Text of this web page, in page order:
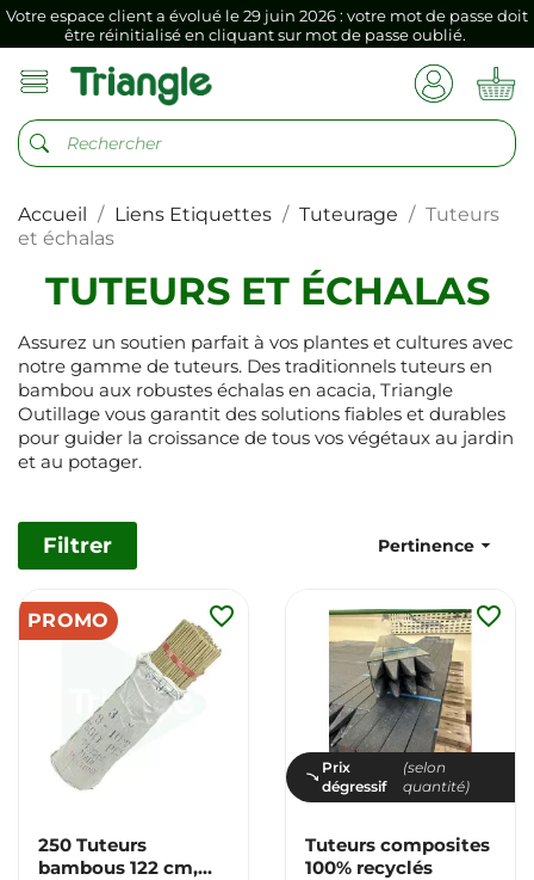
Votre espace client a évolué le 29 juin 2026 : votre mot de passe doit
être réinitialisé en cliquant sur mot de passe oublié.
Si vous aviez mémorisé votre précédent mot de passe dans votre
navigateur internet, il doit être réenregistré à la première connexion
Votre espace client a évolué le 29 juin 2026 : votre mot de passe doit
être réinitialisé en cliquant sur mot de passe oublié.
Si vous aviez mémorisé votre précédent mot de passe dans votre
navigateur internet, il doit être réenregistré à la première connexion
Accueil Liens Etiquettes Tuteurage
Tuteurs
et échalas
TUTEURS ET ÉCHALAS
Assurez un soutien parfait à vos plantes et cultures avec
notre gamme de tuteurs. Des traditionnels tuteurs en
bambou aux robustes échalas en acacia, Triangle
Outillage vous garantit des solutions fiables et durables
pour guider la croissance de tous vos végétaux au jardin
et au potager.
Filtrer Pertinence
PROMO
250 Tuteurs
bambous 122 cm,
favorite_border
Prix
dégressif
(selon
quantité)
Tuteurs composites
100% recyclés
favorite_border